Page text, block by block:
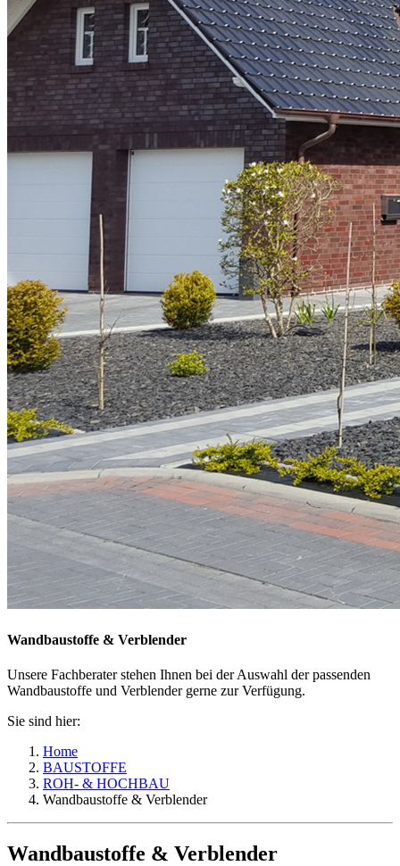
Wandbaustoffe & Verblender
Unsere Fachberater stehen Ihnen bei der Auswahl der passenden
Wandbaustoffe und Verblender gerne zur Verfügung.
Sie sind hier:
Home
BAUSTOFFE
ROH- & HOCHBAU
Wandbaustoffe & Verblender
Wandbaustoffe & Verblender